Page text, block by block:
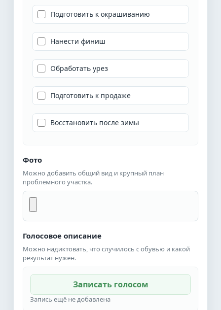
Подготовить к окрашиванию
Нанести финиш
Обработать урез
Подготовить к продаже
Восстановить после зимы
Фото
Можно добавить общий вид и крупный план
проблемного участка.
Голосовое описание
Можно надиктовать, что случилось с обувью и какой
результат нужен.
Записать голосом
Запись ещё не добавлена